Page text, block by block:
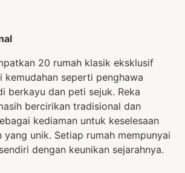
20 rumah klasik eksklusif
kemudahan seperti penghawa
berkayu dan peti sejuk. Reka
bercirikan tradisional dan
kediaman untuk keselesaan
yang unik. Setiap rumah mempunyai
dengan keunikan sejarahnya.